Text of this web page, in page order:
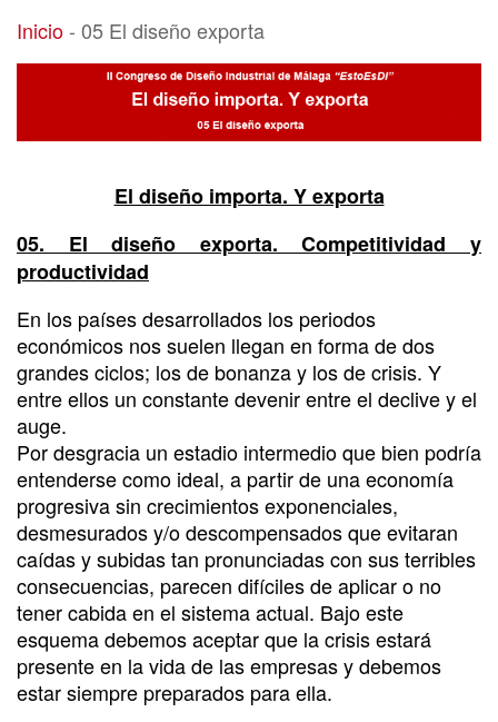
05 El diseño exporta
Inicio- 05 El diseño exporta
El diseño importa. Y exporta
05. El diseño exporta. Competitividad y
productividad
En los países desarrollados los periodos
económicos nos suelen llegan en forma de dos
grandes ciclos; los de bonanza y los de crisis. Y
entre ellos un constante devenir entre el declive y el
auge.
Por desgracia un estadio intermedio que bien podría
entenderse como ideal, a partir de una economía
progresiva sin crecimientos exponenciales,
desmesurados y/o descompensados que evitaran
caídas y subidas tan pronunciadas con sus terribles
consecuencias, parecen difíciles de aplicar o no
tener cabida en el sistema actual. Bajo este
esquema debemos aceptar que la crisis estará
presente en la vida de las empresas y debemos
estar siempre preparados para ella.